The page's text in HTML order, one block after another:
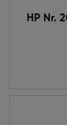
HP Nr.